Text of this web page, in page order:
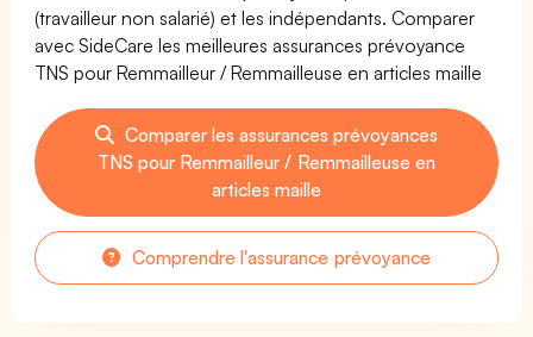
(travailleur non salarié) et les indépendants. Comparer
avec SideCare les meilleures assurances prévoyance
TNS pour Remmailleur / Remmailleuse en articles maille
Comparer les assurances prévoyances
TNS pour Remmailleur / Remmailleuse en
articles maille
Comprendre l'assurance prévoyance